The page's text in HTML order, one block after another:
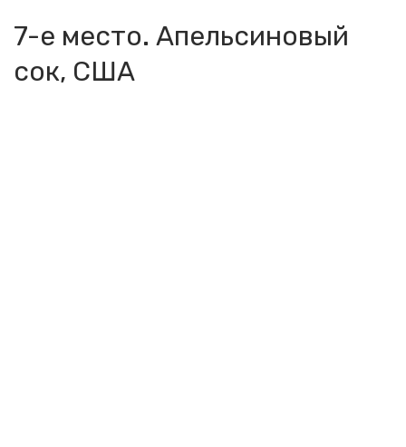
7-е место. Апельсиновый
сок, США